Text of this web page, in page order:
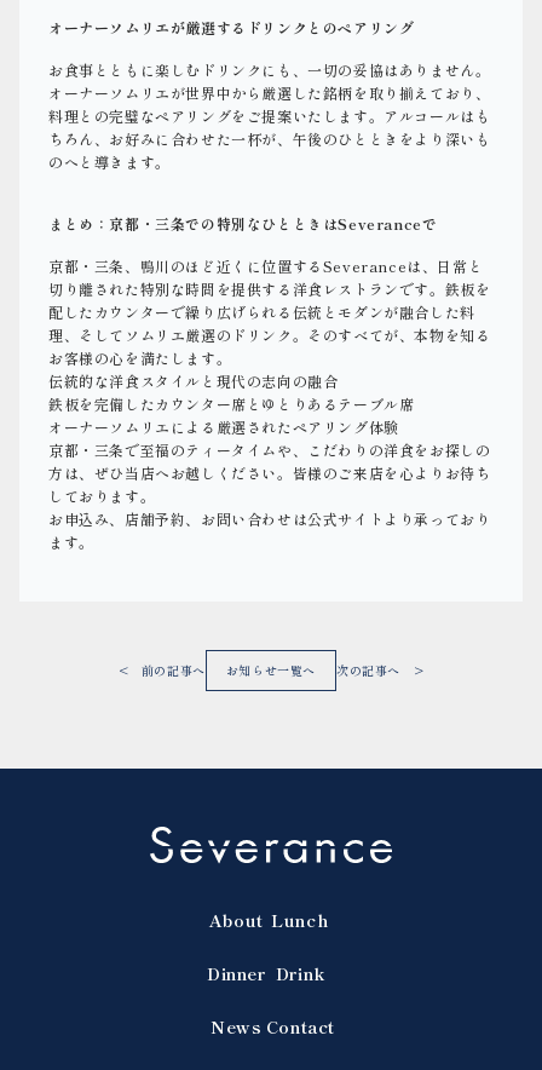
オーナーソムリエが厳選するドリンクとのペアリング
お食事とともに楽しむドリンクにも、一切の妥協はありません。
オーナーソムリエが世界中から厳選した銘柄を取り揃えており、
料理との完璧なペアリングをご提案いたします。アルコールはも
ちろん、お好みに合わせた一杯が、午後のひとときをより深いも
のへと導きます。
まとめ：京都・三条での特別なひとときはSeveranceで
京都・三条、鴨川のほど近くに位置するSeveranceは、日常と
切り離された特別な時間を提供する洋食レストランです。鉄板を
配したカウンターで繰り広げられる伝統とモダンが融合した料
理、そしてソムリエ厳選のドリンク。そのすべてが、本物を知る
お客様の心を満たします。
伝統的な洋食スタイルと現代の志向の融合
鉄板を完備したカウンター席とゆとりあるテーブル席
オーナーソムリエによる厳選されたペアリング体験
京都・三条で至福のティータイムや、こだわりの洋食をお探しの
方は、ぜひ当店へお越しください。皆様のご来店を心よりお待ち
しております。
お申込み、店舗予約、お問い合わせは公式サイトより承っており
ます。
< 前の記事へ お知らせ一覧へ 次の記事へ >
About
Dinner
News
Lunch
Drink
Contact